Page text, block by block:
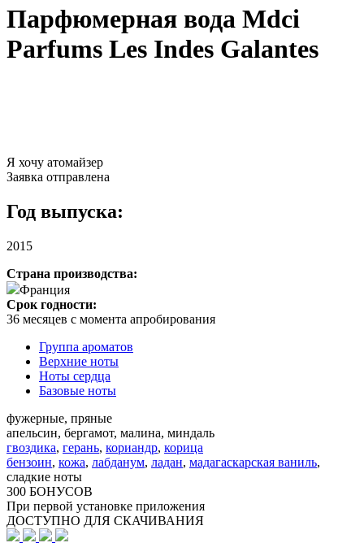
Парфюмерная вода Mdci
Parfums Les Indes Galantes
Я хочу атомайзер
Заявка отправлена
Год выпуска:
2015
Страна производства:
Франция
Срок годности:
36 месяцев с момента апробирования
Группа ароматов
Верхние ноты
Ноты сердца
Базовые ноты
фужерные, пряные
апельсин, бергамот, малина, миндаль
гвоздика, герань, кориандр, корица
бензоин, кожа, лабданум, ладан, мадагаскарская ваниль,
сладкие ноты
300 БОНУСОВ
При первой установке приложения
ДОСТУПНО ДЛЯ СКАЧИВАНИЯ